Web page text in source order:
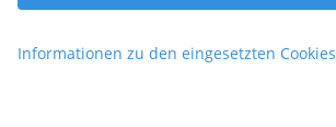
Informationen zu den eingesetzten Cookies